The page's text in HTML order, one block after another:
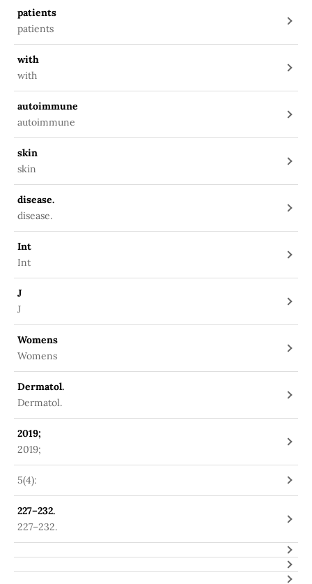
patients
patients
with
with
autoimmune
autoimmune
skin
skin
disease.
disease.
Int
Int
J
J
Womens
Womens
Dermatol.
Dermatol.
2019;
2019;
5(4):
227–232.
227–232.